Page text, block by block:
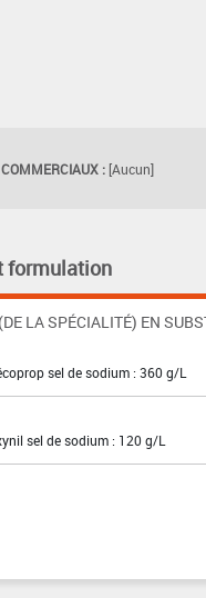
: [Aucun]
formulation
LA SPÉCIALITÉ) EN
sel de sodium : 360 g/L
sel de sodium : 120 g/L